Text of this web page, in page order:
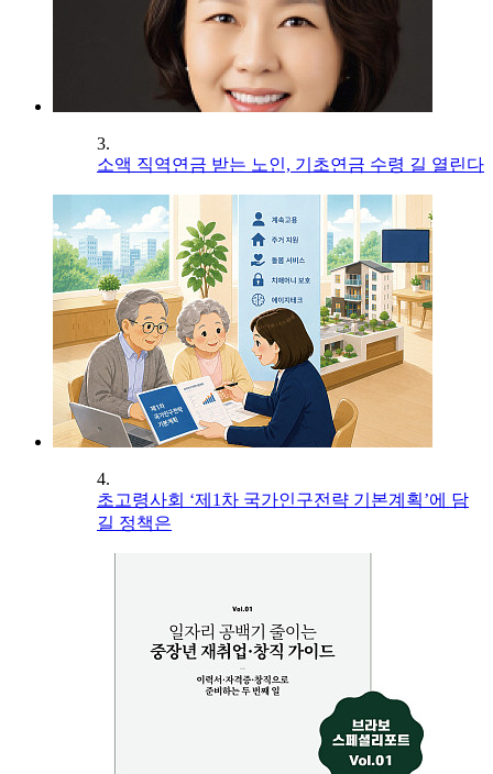
3.
소액 직역연금 받는 노인, 기초연금 수령 길 열린다
4.
초고령사회 ‘제1차 국가인구전략 기본계획’에 담
길 정책은